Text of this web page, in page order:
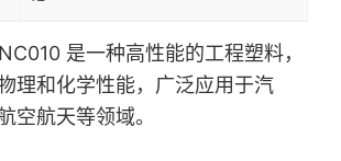
是一种高性能的工程塑料，
理和化学性能，广泛应用于汽
空航天等领域。